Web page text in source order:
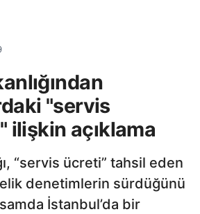
"servis
ilişkin açıklama
“servis ücreti” tahsil eden
denetimlerin sürdüğünü
İstanbul’da bir